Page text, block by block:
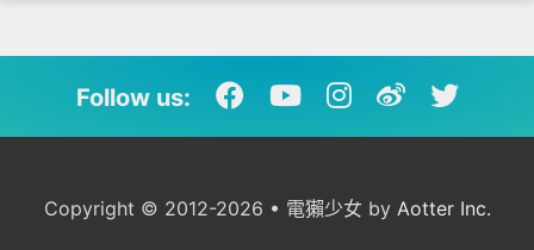
Follow us:
Copyright © 2012-2026 • 電獺少女 by Aotter Inc.